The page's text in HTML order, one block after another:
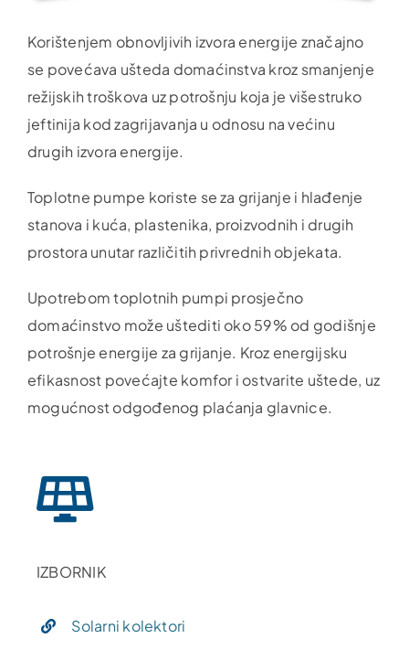
Korištenjem obnovljivih izvora energije značajno
se povećava ušteda domaćinstva kroz smanjenje
režijskih troškova uz potrošnju koja je višestruko
jeftinija kod zagrijavanja u odnosu na većinu
drugih izvora energije.
Toplotne pumpe koriste se za grijanje i hlađenje
stanova i kuća, plastenika, proizvodnih i drugih
prostora unutar različitih privrednih objekata.
Upotrebom toplotnih pumpi prosječno
domaćinstvo može uštediti oko 59% od godišnje
potrošnje energije za grijanje. Kroz energijsku
efikasnost povećajte komfor i ostvarite uštede, uz
mogućnost odgođenog plaćanja glavnice.
IZBORNIK
Solarni kolektori